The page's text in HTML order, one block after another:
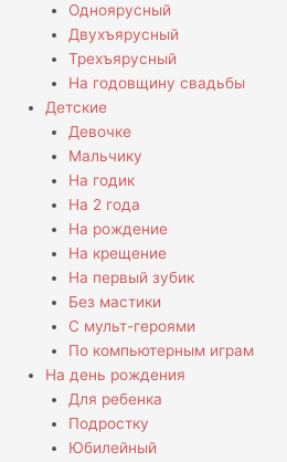
Одноярусный
Двухъярусный
Трехъярусный
На годовщину свадьбы
Детские
Девочке
Мальчику
На годик
На 2 года
На рождение
На крещение
На первый зубик
Без мастики
С мульт-героями
По компьютерным играм
На день рождения
Для ребенка
Подростку
Юбилейный